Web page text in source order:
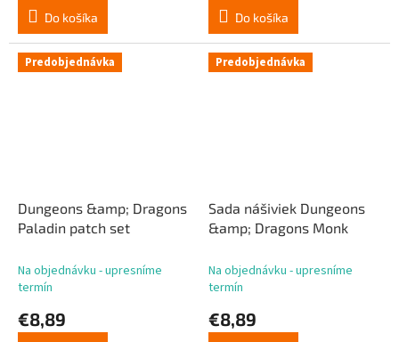
Do košíka Do košíka
Predobjednávka
Dungeons &amp; Dragons
Paladin patch set
Na objednávku - upresníme
termín
€8,89
Predobjednávka
Sada nášiviek Dungeons
&amp; Dragons Monk
Na objednávku - upresníme
termín
€8,89